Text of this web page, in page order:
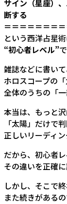
サイン（星座）
断する
＝＝＝＝＝＝＝
という西洋占星
“初心者レベル”
雑誌などに書い
ホロスコープの
全体のうちの「一
本当は、もっと
「太陽」だけで
正しいリーディン
だから、初心者
その違いを正確
しかし、そこで
また続きがあるの